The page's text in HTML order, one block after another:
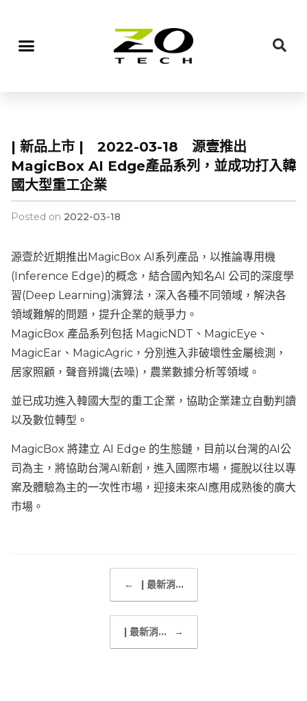
| 新品上市 | 2022-03-18 源壹推出
MagicBox AI Edge產品系列，並成功打入韓
國大型重工企業
Posted on 2022-03-18
源壹於近期推出MagicBox AI系列產品，以推論專用機
(Inference Edge)的概念，結合國內知名AI 公司的深度學
習(Deep Learning)演算法，深入各種不同領域，解決各
領域難解的問題，提升企業的競爭力。
MagicBox 產品系列包括 MagicNDT、MagicEye、
MagicEar、MagicAgric，分別進入非破壞性金屬檢測，
居家照顧，聲音辨識(去噪)，農業數據分析等領域。
並已成功進入韓國大型的重工企業，協助企業建立自動判讀
以及數位轉型。
MagicBox 將建立 AI Edge 的生態鏈，目前以台灣的AI公
司為主，將協助台灣AI新創，進入國際市場，擺脫以往以專
案及體驗為主的一次性市場，迎接未來AI應用成熟後的廣大
市場。
← | 最新消...
| 最新消... →